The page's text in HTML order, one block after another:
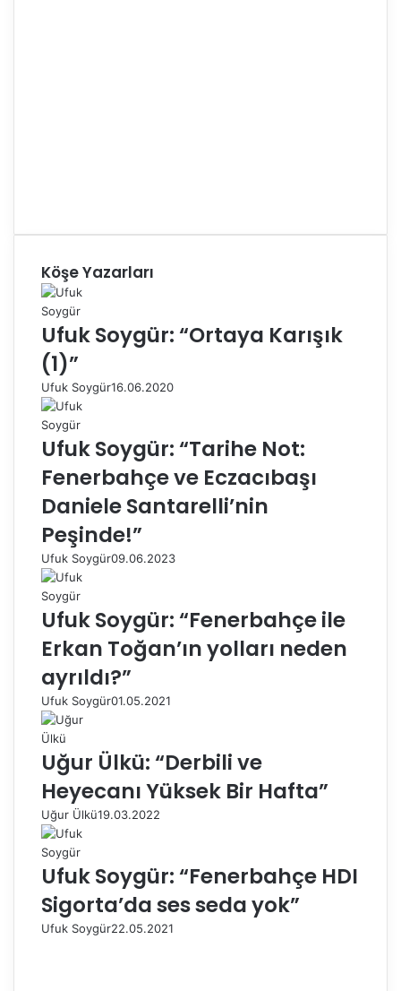
Köşe Yazarları
Ufuk Soygür: “Ortaya Karışık
(1)”
Ufuk Soygür16.06.2020
Ufuk Soygür: “Tarihe Not:
Fenerbahçe ve Eczacıbaşı
Daniele Santarelli’nin
Peşinde!”
Ufuk Soygür09.06.2023
Ufuk Soygür: “Fenerbahçe ile
Erkan Toğan’ın yolları neden
ayrıldı?”
Ufuk Soygür01.05.2021
Uğur Ülkü: “Derbili ve
Heyecanı Yüksek Bir Hafta”
Uğur Ülkü19.03.2022
Ufuk Soygür: “Fenerbahçe HDI
Sigorta’da ses seda yok”
Ufuk Soygür22.05.2021